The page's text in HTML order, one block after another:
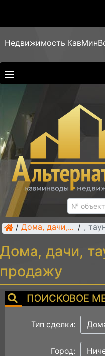
Недвижимость
/ Дома, дачи, таунхаусы /
Дома, дачи,
Дома, дачи,
продажу
ПОИСКОВОЕ
Тип сделки:
Город: